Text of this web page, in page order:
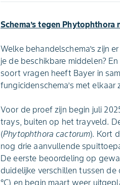
Schema’s tegen Phytophthora
Welke behandelschema’s zijn
je de beschikbare middelen?
soort vragen heeft Bayer in
fungicidenschema’s met elkaar
Voor de proef zijn begin juli
trays, buiten op het trayveld.
(Phytophthora cactorum). Kort
nog drie aanvullende
De eerste beoordeling op
duidelijke verschillen tussen
°C) en begin maart weer